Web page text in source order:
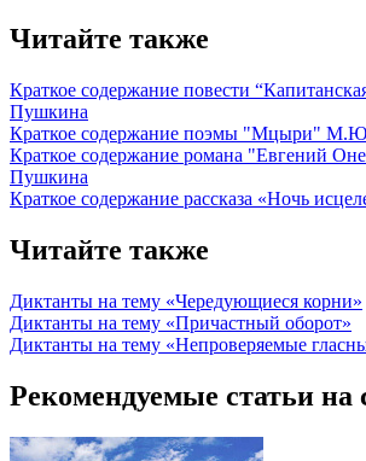
Читайте также
Краткое содержание повести
Пушкина
Краткое содержание поэмы "Мцыри"
Краткое содержание романа "Евгений
Пушкина
Краткое содержание рассказа «Ночь
Читайте также
Диктанты на тему «Чередующиеся корни»
Диктанты на тему «Причастный оборот»
Диктанты на тему «Непроверяемые
Рекомендуемые статьи на